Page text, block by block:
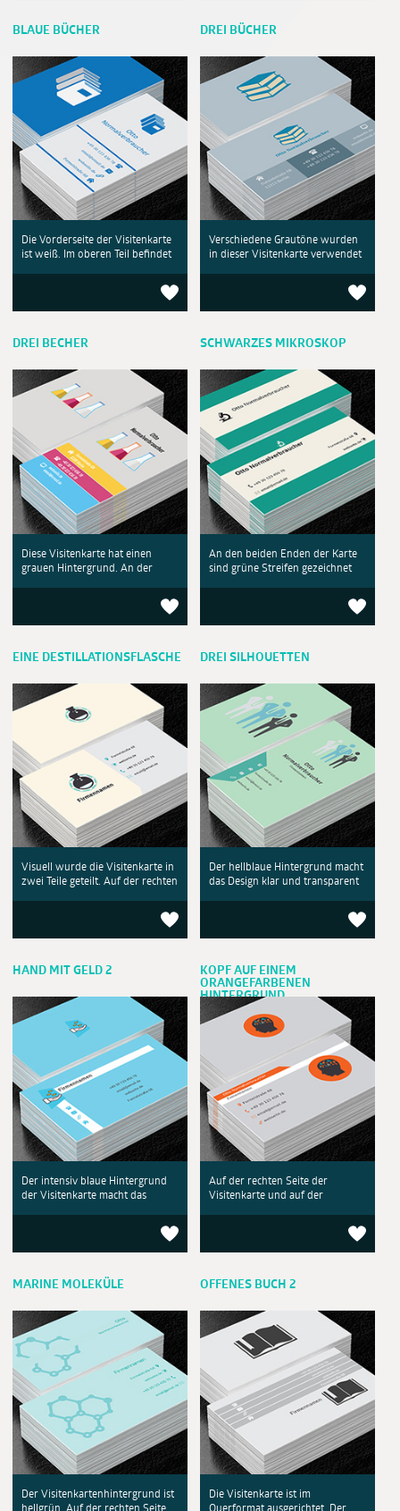
BLAUE BÜCHER
Die Vorderseite der Visitenkarte
ist weiß. Im oberen Teil befindet
DREI BÜCHER
Verschiedene Grautöne wurden
in dieser Visitenkarte verwendet
DREI BECHER
Diese Visitenkarte hat einen
grauen Hintergrund. An der
SCHWARZES MIKROSKOP
An den beiden Enden der Karte
sind grüne Streifen gezeichnet
EINE DESTILLATIONSFLASCHE
Visuell wurde die Visitenkarte in
zwei Teile geteilt. Auf der rechten
DREI SILHOUETTEN
Der hellblaue Hintergrund macht
das Design klar und transparent
HAND MIT GELD 2
Der intensiv blaue Hintergrund
der Visitenkarte macht das
KOPF AUF EINEM
ORANGEFARBENEN
HINTERGRUND
Auf der rechten Seite der
Visitenkarte und auf der
MARINE MOLEKÜLE
Der Visitenkartenhintergrund ist
OFFENES BUCH 2
Die Visitenkarte ist im